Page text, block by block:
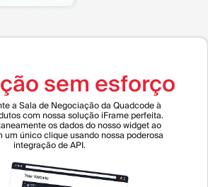
sem esforço
a Sala de Negociação da Quadcode à
com nossa solução iFrame perfeita.
os dados do nosso widget ao
um único clique usando nossa poderosa
integração de API.